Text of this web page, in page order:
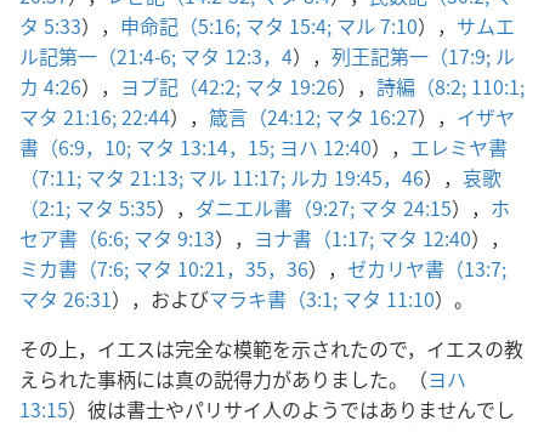
タ 5:33）， 申命記（5:16; マタ 15:4; マル 7:10）， サムエ
ル記第一（21:4-6; マタ 12:3，4）， 列王記第一（17:9; ル
カ 4:26）， ヨブ記（42:2; マタ 19:26）， 詩編（8:2; 110:1;
マタ 21:16;22:44）， 箴言（24:12; マタ 16:27）， イザヤ
書（6:9，10; マタ 13:14，15; ヨハ 12:40）， エレミヤ書
（7:11; マタ 21:13; マル 11:17; ルカ 19:45，46）， 哀歌
（2:1; マタ 5:35）， ダニエル書（9:27; マタ 24:15）， ホ
セア書（6:6; マタ 9:13）， ヨナ書（1:17; マタ 12:40），
ミカ書（7:6; マタ 10:21， 35，36）， ゼカリヤ書（13:7;
マタ 26:31），およびマラキ書（3:1; マタ 11:10）。
その上，イエスは完全な模範を示されたので，イエスの教
えられた事柄には真の説得力がありました。（ヨハ
13:15）彼は書士やパリサイ人のようではありませんでし